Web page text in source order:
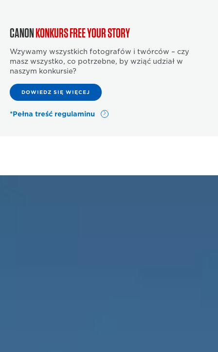
CANONKONKURS FREE YOUR STORY
Wzywamy wszystkich fotografów i twórców – czy
masz wszystko, co potrzebne, by wziąć udział w
naszym konkursie?
DOWIEDZ SIĘ WIĘCEJ
*Pełna treść regulaminu